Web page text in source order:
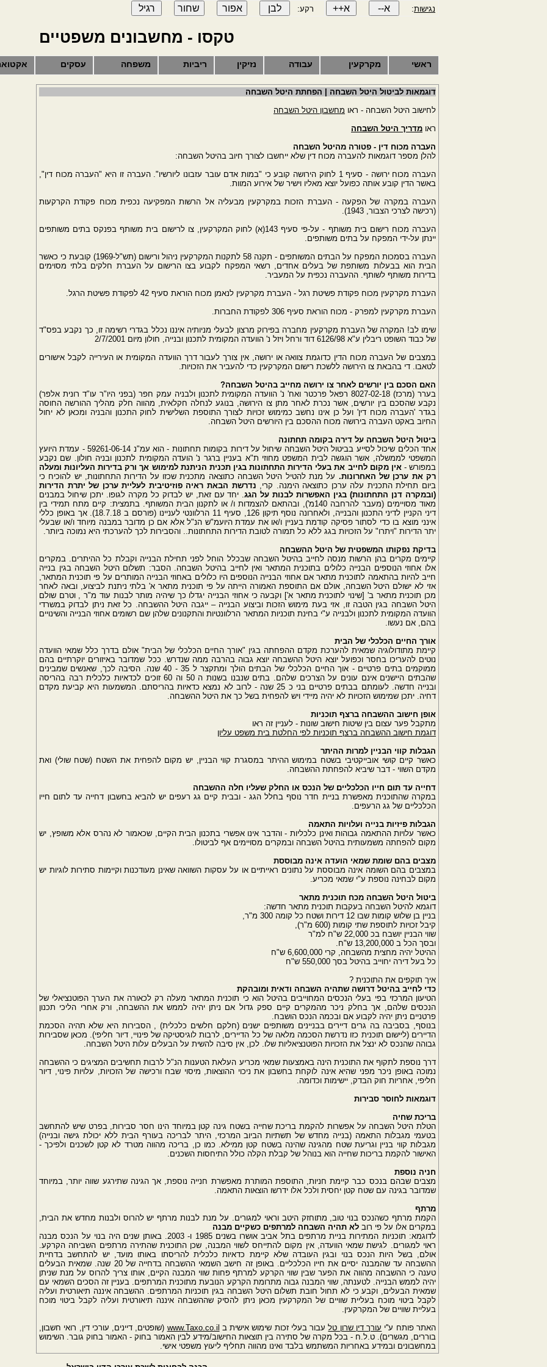
נגישות: רקע:
טקסו - מחשבונים משפטיים
ראשי מקרקעין עבודה נזיקין ריביות משפחה עסקים
דוגמאות לביטול היטל השבחה | הפחתת היטל השבחה
לחישוב היטל השבחה - ראו מחשבון היטל השבחה
ראו מדריך היטל השבחה
העברה מכוח דין - פטורה מהיטל השבחה
להלן מספר דוגמאות להעברה מכוח דין שלא ייחשבו לצורך חיוב בהיטל השבחה:
העברה מכוח ירושה - סעיף 1 לחוק הירושה קובע כי "במות אדם עובר עזבונו ליורשיו". העברה זו היא "העברה מכוח דין",
באשר הדין קובע אותה כפועל יוצא מאליו וישיר של אירוע המוות.
העברה במקרה של הפקעה - העברת הזכות במקרקעין מבעליה אל הרשות המפקיעה נכפית מכוח פקודת הקרקעות
(רכישה לצרכי הצבור, 1943).
העברה מכוח רישום בית משותף - על-פי סעיף 143(א) לחוק המקרקעין, צו לרישום בית משותף בפנקס בתים משותפים
יינתן על-ידי המפקח על בתים משותפים.
העברה בסמכות המפקח על הבתים המשותפים - תקנה 58 לתקנות המקרקעין ניהול ורישום (תש"ל-1969) קובעת כי כאשר
הבית הוא בבעלות משותפת של בעלים אחדים, רשאי המפקח לקבוע בצו הרישום על העברת חלקים בלתי מסוימים
בדירות משותף לשותף. ההעברה נכפית על המעביר.
העברת מקרקעין מכוח פקודת פשיטת רגל - העברת מקרקעין לנאמן מכוח הוראת סעיף 42 לפקודת פשיטת הרגל.
העברת מקרקעין למפרק - מכוח הוראת סעיף 306 לפקודת החברות.
שימו לב! המקרה של העברת מקרקעין מחברה בפירוק מרצון לבעלי מניותיה איננו נכלל בגדרי רשימה זו, כך נקבע בפס"ד
של כבוד השופט ריבלין ע"א 6126/98 דוד ורחל ויזל נ' הוועדה המקומית לתכנון ובנייה, חולון מיום 2/7/2001
במצבים של העברה מכוח הדין כדוגמת צוואה או ירושה, אין צורך לעבור דרך הוועדה המקומית או העירייה לקבל אישורים
לטאבו. די בהבאת צו הירושה ללשכת רישום המקרקעין כדי להעביר את הזכויות.
האם הסכם בין יורשים לאחר צו ירושה מחייב בהיטל השבחה?
בערר (מרכז) 8027-02-18 רפאל פרכטר ואח' נ' הוועדה המקומית לתכנון ולבניה עמק חפר (בפני היו"ר עו"ד רונית אלפר)
נקבע שהסכם בין יורשים, אשר נכרת לאחר מתן צו הירושה, בנוגע לנחלה חקלאית, מהווה חלק מהליך ההורשה החוסה
בגדר 'העברה מכוח דין' ועל כן אינו נחשב כמימוש זכויות לצורך התוספת השלישית לחוק התכנון והבניה ומכאן לא יחול
החיוב באקט העברה בירושה מכוח ההסכם בין היורשים היטל השבחה.
ביטול היטל השבחה על דירה בקומה תחתונה
אחד הכלים שיכול לסייע בביטול היטל השבחה שיחול על דירות בקומות תחתונות - הוא עמ"נ 59261-06-14 - עמדת היועץ
המשפטי לממשלה, אשר הוגשה לבית המשפט מחוזי ת"א בעניין ברגר נ' הועדה המקומית לתכנון ובניה חולון. שם נקבע
במפורש -אין מקום לחייב את בעלי הדירות התחתונות בגין תכנית הניתנת למימוש אך ורק בדירות העליונות ומעלה
רק את ערכן של האחרונות. על מנת להטיל היטל השבחה כתוצאה מתכנית שכזו על הדירות התחתונות, יש להוכיח כי
ביום תחילת התכנית עלה ערכן כתוצאה הימנה. קרי, נדרשת הבאת ראיה פוזיטיבית לעליית ערכן של יתרת הדירות
(ובמקרה דנן התחתונות) בגין האפשרות לבנות על הגג. יחד עם זאת, יש לבדוק כל מקרה לגופו. יתכן שיחול במבנים
מאוד מסויימים (מעבר להרחבה 140מ'), ובהתאם להצמדות ו/ או לתקנון הבית המשותף. בתמצית: קיים מתח תמידי בין
דיני הקניין לדיני התכנון והבנייה, ולאחרונה נוסף תיקון 126, סעיף 11 הרלוונטי לעניינו (פורסם ב 18.7.18). אך באופן כללי
אינני מוצא בו כדי לסתור פסיקה קודמת בעניין ו/או את עמדת היועמ"ש הנ"ל אלא אם כן מדובר במבנה מיוחד ו/או שבעלי
יתר הדירות "ויתרו" על הזכויות בגג ללא כל תמורה לטובת הדירות התחתונות.. והסבירות לכך להערכתי היא נמוכה ביותר.
בדיקת נפקותו המשפטית של היטל ההשבחה
קיימים מקרים בהן הרשות מנסה לחייב בהיטל השבחה שבכלל הוחל לפני תחילת הבנייה וקבלת כל ההיתרים. במקרים
אלו אחוזי הנוספים הבנייה כלולים בתוכנית המתאר ואין לחייב בהיטל השבחה. הסבר: תשלום היטל השבחה בגין בנייה
חייב להיות בהתאמה לתוכנית מתאר אם אחוזי הבנייה הנוספים היו כלולים באחוזי הבנייה המותרים על פי תוכנית המתאר,
אזי לא ישולם היטל השבחה, אולם אם התוספת האמורה הייתה על פי תוכנית מתאר א' בלתי ניתנת לביצוע, ובאה לאחר
מכן תוכנית מתאר ב' [שינוי לתוכנית מתאר א'] וקבעה כי אחוזי הבנייה יגדלו כך שיהיה מותר לבנות עוד מ"ר , וטרם שולם
היטל השבחה בגין הטבה זו, אזי בעת מימוש הזכות וביצוע הבנייה – ייגבה היטל ההשבחה. כל זאת ניתן לבדוק במשרדי
הוועדה המקומית לתכנון ולבנייה ע"י בחינת תוכניות המתאר הרלוונטיות והתקנונים שלהן שם רשומים אחוזי הבנייה והשינויים
בהם, אם נעשו.
אורך החיים הכלכלי של הבית
קיימת מתודולוגיה שמאית להערכת מקדם ההפחתה בגין "אורך החיים הכלכלי של הבית" אולם בדרך כלל שמאי הוועדה
נוטים להעריכו בחסר וכפועל יוצא היטל ההשבחה יוצא גבוה בהרבה ממה שנדרש. ככל שמדובר באיזורים יוקרתיים בהם
ממוקמים בתים פרטיים - אוך החיים הכלכלי של הבתים הולך ומתקצר ל 35 - 40 שנה. הסיבה לכך, שאנשים שמבינים
שהבתים היישנים אינם עונים על הצרכים שלהם. בתים שנבנו בשנות ה 50 וה 60 זוכים לכדאיות כלכלית רבה בהריסה
ובנייה חדשה. לעומתם בבתים פרטיים בני כ 25 שנה - לרוב לא נמצא כדאיות בהריסתם. המשמעות היא קביעת מקדם
דחיה. יתכן שמימוש הזכויות לא יהיה מיידי ויש להפחית בשל כך את היטל ההשבחה.
אופן חישוב ההשבחה ברצף תוכניות
מתקבל פער עצום בין שיטות חישוב שונות - לעניין זה ראו
דוגמת חישוב ההשבחה ברצף תוכניות לפי החלטת בית משפט עליון
הגבלות קווי הבניין למרות ההיתר
כאשר קיים קושי אובייקטיבי בשטח במימוש ההיתר במסגרת קווי הבניין, יש מקום להפחית את השטח (שטח שולי) ואת
מקדם השווי - דבר שיביא להפחתת ההשבחה.
דחייה עד תום חייו הכלכליים של הנכס או החלק שעליו חלה ההשבחה
במקרה שהתוכנית מאפשרת בניית חדר נוסף בחלל הגג - ובבית קיים גג רעפים יש להביא בחשבון דחייה עד לתום חייו
הכלכליים של גג הרעפים.
הגבלות פיזיות בנייה ועלויות התאמה
כאשר עלויות ההתאמה גבוהות ואינן כלכליות - והדבר אינו אפשרי בתכנון הבית הקיים, שכאמור לא נהרס אלא משופץ, יש
מקום להפחתה משמעותית בהיטל השבחה ובמקרים מסויימים אף לביטולו.
מצבים בהם שומת שמאי הועדה אינה מבוססת
במצבים בהם השומה אינה מבוססת על נתונים ראייתיים או על עסקות השוואה שאינן מעודכנות וקיימות סתירות לוגיות יש
מקום לבחינה נוספת ע"י שמאי מכריע.
ביטול היטל השבחה מכח תוכנית מתאר
דוגמא להיטל השבחה בעקבות תוכנית מתאר חדשה:
בניין בן שלוש קומות שבו 12 דירות ושטח כל קומה 300 מ"ר,
קיבל זכויות לתוספת שתי קומות (600 מ"ר),
שווי הבניין יושבח בכ 22,000 ש"ח למ"ר
ובסך הכל ב 13,200,000 ש"ח.
ההיטל יהיה מחצית מהשבחה, קרי 6,600,000 ש"ח
כל בעל דירה יחוייב בהיטל בסך 550,000 ש"ח
איך תוקפים את התוכנית ?
כדי לחייב בהיטל דרושה שתהיה השבחה ודאית ומובהקת
הטיעון המרכזי בפי בעלי הנכסים המחוייבים בהיטל הוא כי תוכנית המתאר מעלה רק לכאורה את הערך הפוטנציאלי של
הנכסים שלהם, אך בחלק ניכר מהמקרים קיים ספק גדול אם ניתן יהיה לממש את ההשבחה, ורק אחרי הליכי תכנון
פרטניים ניתן יהיה לקבוע אם ובכמה הנכס הושבח.
בנוסף, בסביבה בה גרים דיירים בבניינים משותפים ישנים (חלקם חלשים כלכלית) , הסבירות היא שלא תהיה הסכמת
הדיירים (ליישום תוכנית כזו נדרשת הסכמה מלאה של כל הדיירים, לרבות לוגיסטיקה של פינויי, דיור חליפי). מכאן שסבירות
גבוהה שהנכס לא ינצל את הזכויות הפוטנציאליות שלו. לכן, אין סיבה להשית על הבעלים עלות היטל השבחה.
דרך נוספת לתקוף את התוכנית הינה באמצעות שמאי מכריע העלאת הטענות הנ"ל לרבות תחשיבים המציגים כי ההשבחה
נמוכה באופן ניכר מפני שהיא אינה לוקחת בחשבון את ניכוי ההוצאות, מיסוי שבח ורכישה של הזכויות, עלויות פינוי, דיור
חליפי, אחריות חוק הבדק, יישימות וכדומה.
דוגמאות לחוסר סבירות
בריכת שחיה
הטלת היטל השבחה על אפשרות להקמת בריכת שחייה בשטח גינה קטן במיוחד הינו חסר סבירות, בפרט שיש להתחשב
בטעמי מגבלות התאמה (בנייה מחדש של תשתיות הביוב המרכזי, היתר לבריכה בעורף הבית ללא יכולת גישה ובנייה)
מגבלות קווי בניין וגריעת שטח מהגינה שהינה בשטח קטן ממילא. כמו כן, בריכה מהווה מטרד לא קטן לשכנים ולפיכך -
האישור להקמת בריכות שחייה הוא בנוהל של קבלת הקלה כולל התיחסות השכנים.
חניה נוספת
מצבים שבהם בנכס כבר קיימת חניות, התוספת המותרת מאפשרת חנייה נוספת, אך הגינה שתירגע שווה יותר, במיוחד
שמדובר בגינה עם שטח קטן יחסית ולכל אלו ידרשו הוצאות התאמה.
מרתף
הקמת מרתף כשהנכס בנוי טוב, מתוחזק היטב וראוי למגורים. על מנת לבנות מרתף יש להרוס ולבנות מחדש את הבית,
במקרים אלו על פי רוב לא תהיה השבחה למרתפים כשקיים מבנה
לדוגמא: תוכניות המתירות בניית מרתפים בתל אביב אושרו בשנים 1985 ו- 2003. באותן שנים היה בנוי על הנכס מבנה
ראוי למגורים. לגישת שמאי הוועדה, אין מקום להתייחס לשווי המבנה, שכן התוכנית שהתירה מרתפים השביחה הקרקע.
אולם, בשל היות הנכס בנוי ובגין העובדה שלא קיימת כדאיות כלכלית להריסתו באותו מועד, יש להתחשב בדחיית
ההשבחה עד שהמבנה יסיים את חייו הכלכליים. באופן זה חישב השמאי ההשבחה בדחייה של 20 שנה. שמאית הבעלים
טענה כי ההשבחה מהווה את הפער שבין שווי הקרקע למרתף פחות שווי המבנה הקיים, אותו צריך להרוס על מנת שניתן
יהיה לממש הבנייה. לטענתה, שווי המבנה גבוה מתרומת הקרקע הנובעת מתוכנית המרתפים. בעניין זה הסכים השמאי עם
שמאית הבעלים, וקבע כי לא תחול חובת תשלום היטל השבחה בגין תוכניות המרתפים. ההשבחה איננה תיאורטית ועליה
לקבל ביטוי מוכח בעליית שוויים של המקרקעין מכאן ניתן להסיק שההשבחה איננה תיאורטית ועליה לקבל ביטוי מוכח
בעליית שוויים של המקרקעין.
האתר פותח ע''י עורך דין שרון טלעבור בעלי זכות שימוש אישית ב www.Taxo.co.il (שופטים, דיינים, עורכי דין, רואי חשבון,
בוררים, מגשרים). ט.ל.ח - בכל מקרה של סתירה בין תוצאות החישוב/מידע לבין האמור בחוק - האמור בחוק גובר. השימוש
במחשבונים ובמידע באחריות המשתמש בלבד ואינו מהווה תחליף ליעוץ משפטי אישי.